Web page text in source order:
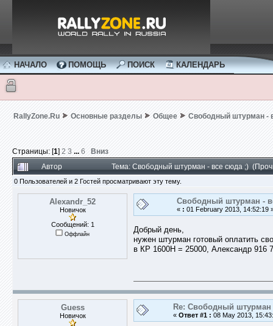
НАЧАЛО ПОМОЩЬ ПОИСК КАЛЕНДАРЬ
RallyZone.Ru Основные разделы Общее Свободный штурман -
Страницы: [1] 2 3 ... 6
Вниз
Автор
Тема: Свободный штурман - все сюда ;)
0 Пользователей и 2 Гостей просматривают эту тему.
Alexandr_52
Новичок
Сообщений: 1
Оффлайн
Свободный штурман -
« : 01 February 2013, 14:52:19
Добрый день,
нужен штурман готовый оплатить
в КР 1600Н = 25000, Александр 916
Guess
Новичок
Re: Свободный штурман
« Ответ #1 : 08 May 2013,